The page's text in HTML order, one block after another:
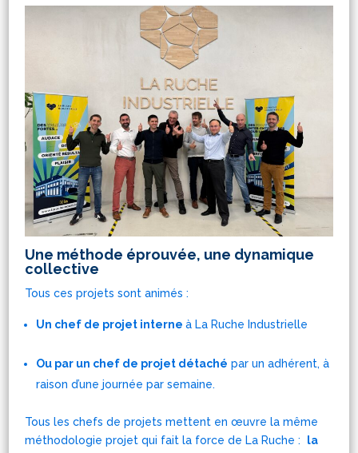
Une méthode éprouvée, une dynamique
collective
Tous ces projets sont animés :
Un chef de projet interneà La Ruche Industrielle
Ou par un chef de projet détaché par un adhérent, à
raison d’une journée par semaine.
Tous les chefs de projets mettent en œuvre la même
méthodologie projet qui fait la force de La Ruche :
la